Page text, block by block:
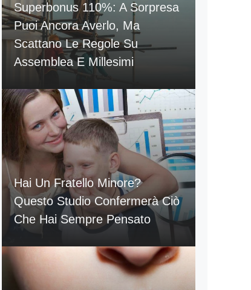
Superbonus 110%: A Sorpresa
Puoi Ancora Averlo, Ma
Scattano Le Regole Su
Assemblea E Millesimi
Hai Un Fratello Minore?
Questo Studio Confermerà Ciò
Che Hai Sempre Pensato